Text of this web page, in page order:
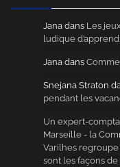
Jana dans Les
ludique
Jana dans
Snejana Straton
pendant les
Un expert-
Marseille - la
Varilhes
sont les façons